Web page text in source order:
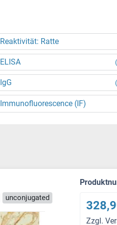
Reaktivität: Ratte
ELISA
IgG
Immunofluorescence (IF)
unconjugated
Zzgl.